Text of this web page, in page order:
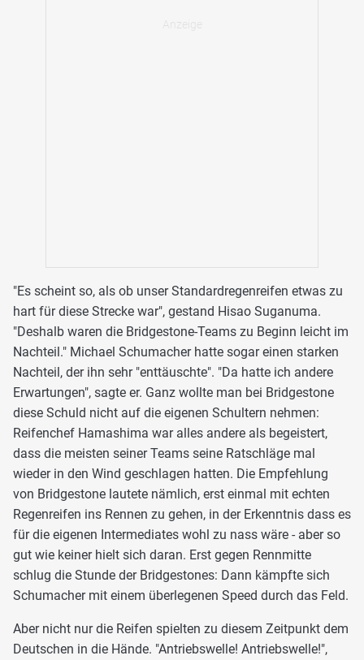
"Es scheint so, als ob unser Standardregenreifen etwas zu
hart für diese Strecke war", gestand Hisao Suganuma.
"Deshalb waren die Bridgestone-Teams zu Beginn leicht im
Nachteil." Michael Schumacher hatte sogar einen starken
Nachteil, der ihn sehr "enttäuschte". "Da hatte ich andere
Erwartungen", sagte er. Ganz wollte man bei Bridgestone
diese Schuld nicht auf die eigenen Schultern nehmen:
Reifenchef Hamashima war alles andere als begeistert,
dass die meisten seiner Teams seine Ratschläge mal
wieder in den Wind geschlagen hatten. Die Empfehlung
von Bridgestone lautete nämlich, erst einmal mit echten
Regenreifen ins Rennen zu gehen, in der Erkenntnis dass es
für die eigenen Intermediates wohl zu nass wäre - aber so
gut wie keiner hielt sich daran. Erst gegen Rennmitte
schlug die Stunde der Bridgestones: Dann kämpfte sich
Schumacher mit einem überlegenen Speed durch das Feld.
Aber nicht nur die Reifen spielten zu diesem Zeitpunkt dem
Deutschen in die Hände. "Antriebswelle! Antriebswelle!",